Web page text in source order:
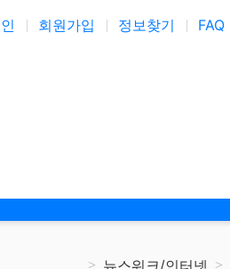
회원가입 정보찾기 FAQ
뉴스워크/인터넷